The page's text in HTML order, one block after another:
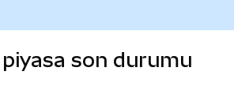
son durumu